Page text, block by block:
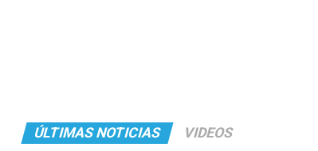
ÚLTIMAS NOTICIAS VIDEOS